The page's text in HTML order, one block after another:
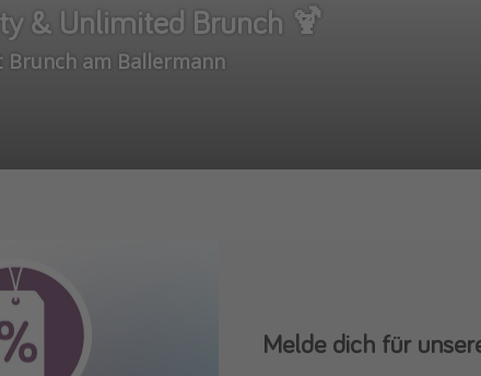
& Unlimited Brunch 🍹
am Ballermann
Melde dich für
Downloade unsere